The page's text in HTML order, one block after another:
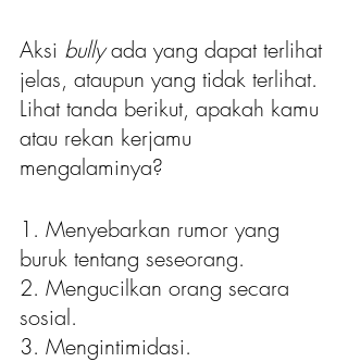
Aksi bully ada yang dapat terlihat
jelas, ataupun yang tidak terlihat.
Lihat tanda berikut, apakah kamu
atau rekan kerjamu
mengalaminya?
1. Menyebarkan rumor yang
buruk tentang seseorang.
2. Mengucilkan orang secara
sosial.
3. Mengintimidasi.